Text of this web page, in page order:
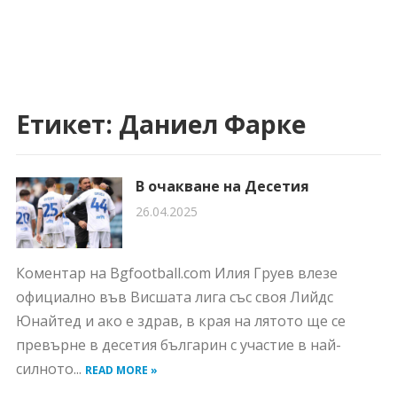
Етикет: Даниел Фарке
В очакване на Десетия
26.04.2025
Коментар на Bgfootball.com Илия Груев влезе
официално във Висшата лига със своя Лийдс
Юнайтед и ако е здрав, в края на лятото ще се
превърне в десетия българин с участие в най-
силното... READ MORE »